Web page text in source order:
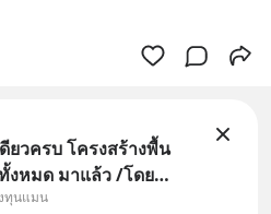
ยวครบ โครงสร้างพื้น
งหมด มาแล้ว /โดย
AI Supercycle คือช่วง
ทุนแมน